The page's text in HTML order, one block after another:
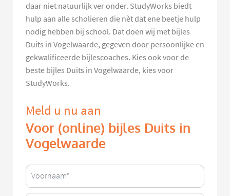
daar niet natuurlijk ver onder. StudyWorks biedt
hulp aan alle scholieren die nèt dat ene beetje hulp
nodig hebben bij school. Dat doen wij met bijles
Duits in Vogelwaarde, gegeven door persoonlijke en
gekwalificeerde bijlescoaches. Kies ook voor de
beste bijles Duits in Vogelwaarde, kies voor
StudyWorks.
Meld u nu aan
Voor (online) bijles Duits in
Vogelwaarde